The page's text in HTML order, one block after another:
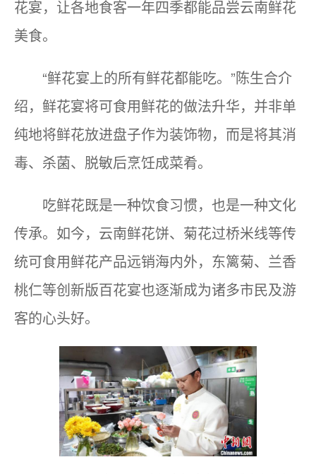
花宴，让各地食客一年四季都能品尝云南鲜花
美食。
“鲜花宴上的所有鲜花都能吃。”陈生合介
绍，鲜花宴将可食用鲜花的做法升华，并非单
纯地将鲜花放进盘子作为装饰物，而是将其消
毒、杀菌、脱敏后烹饪成菜肴。
吃鲜花既是一种饮食习惯，也是一种文化
传承。如今，云南鲜花饼、菊花过桥米线等传
统可食用鲜花产品远销海内外，东篱菊、兰香
桃仁等创新版百花宴也逐渐成为诸多市民及游
客的心头好。